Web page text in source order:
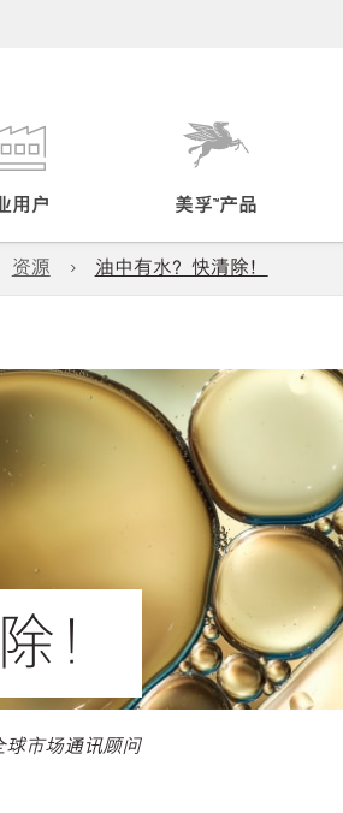
用户 美孚™产品
资源 油中有水？快清除！
！
市场通讯顾问